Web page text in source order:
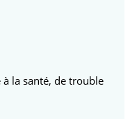
à la santé, de trouble